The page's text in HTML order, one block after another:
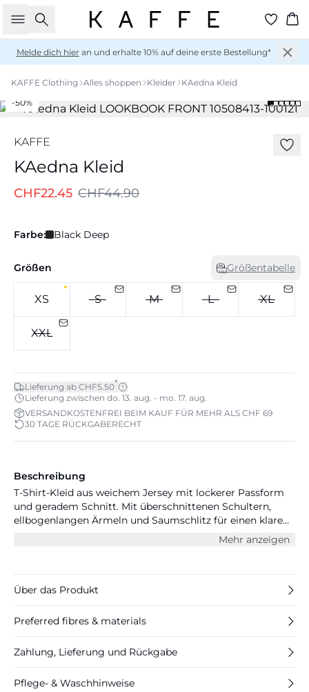
Suche
Melde dich hieran und erhalte 10% auf deine erste Bestellung*
KAFFE Clothing Alles shoppen Kleider KAedna Kleid
-50%
KAFFE
KAedna Kleid
CHF22.45 CHF44.90
Farbe: Black Deep
Größen Größentabelle
XS S M L XL
XXL
Lieferung ab CHF5.50*
Lieferung zwischen do. 13. aug. - mo. 17. aug.
VERSANDKOSTENFREI BEIM KAUF FÜR MEHR ALS CHF 69
30 TAGE RÜCKGABERECHT
Beschreibung
T-Shirt-Kleid aus weichem Jersey mit lockerer Passform
und geradem Schnitt. Mit überschnittenen Schultern,
ellbogenlangen Ärmeln und Saumschlitz für einen klaren,
Mehr anzeigen
Über das Produkt
Preferred fibres & materials
Zahlung, Lieferung und Rückgabe
Pflege- & Waschhinweise